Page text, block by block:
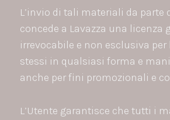
L’invio di tali materiali da parte
concede a Lavazza una licenza
irrevocabile e non esclusiva per
stessi in qualsiasi forma e
anche per fini promozionali e
L’Utente garantisce che tutti i